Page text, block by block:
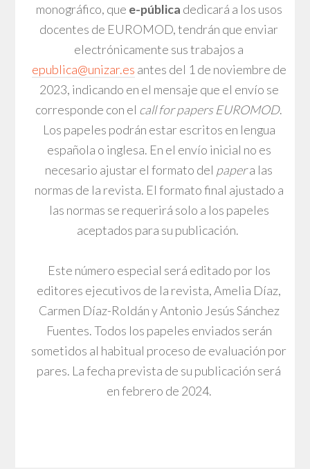
monográfico, que e-pública dedicará a los usos
docentes de EUROMOD, tendrán que enviar
electrónicamente sus trabajos a
epublica@unizar.es antes del 1 de noviembre de
2023, indicando en el mensaje que el envío se
corresponde con el call for papers EUROMOD.
Los papeles podrán estar escritos en lengua
española o inglesa. En el envío inicial no es
necesario ajustar el formato del papera las
normas de la revista. El formato final ajustado a
las normas se requerirá solo a los papeles
aceptados para su publicación.
Este número especial será editado por los
editores ejecutivos de la revista, Amelia Díaz,
Carmen Díaz-Roldán y Antonio Jesús Sánchez
Fuentes. Todos los papeles enviados serán
sometidos al habitual proceso de evaluación por
pares. La fecha prevista de su publicación será
en febrero de 2024.